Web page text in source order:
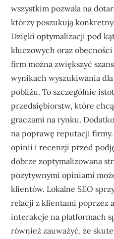
wszystkim pozwala na
którzy poszukują
Dzięki optymalizacji pod
kluczowych oraz
firm można zwiększyć
wynikach wyszukiwania
pobliżu. To szczególnie
przedsiębiorstw, które
graczami na rynku.
na poprawę reputacji
opinii i recenzji przed
dobrze zoptymalizowana
pozytywnymi opiniami
klientów. Lokalne SEO
relacji z klientami poprzez
interakcje na platformach
również zauważyć, że